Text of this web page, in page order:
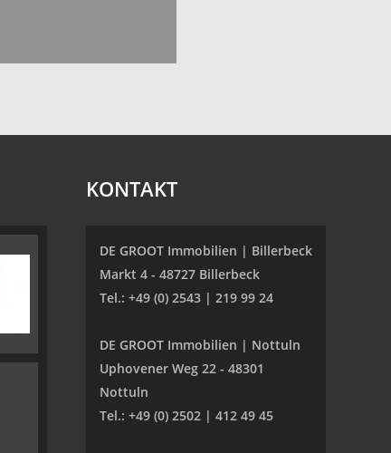
KONTAKT
DE GROOT Immobilien | Billerbeck
Markt 4 - 48727 Billerbeck
Tel.: +49 (0) 2543 | 219 99 24
DE GROOT Immobilien | Nottuln
Uphovener Weg 22 - 48301
Nottuln
Tel.: +49 (0) 2502 | 412 49 45